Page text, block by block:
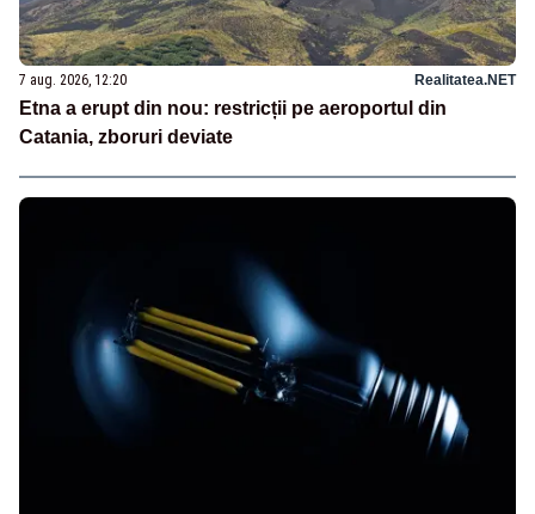
7 aug. 2026, 12:20 Realitatea.NET
Etna a erupt din nou: restricții pe aeroportul din
Catania, zboruri deviate